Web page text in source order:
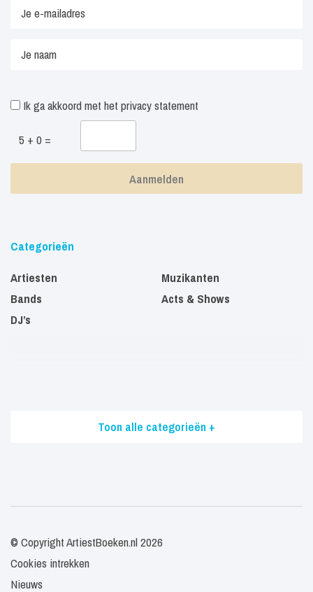
Ik ga akkoord met het privacy statement
5 + 0 =
Categorieën
Artiesten
Bands
DJ’s
Muzikanten
Acts & Shows
Toon alle categorieën +
© Copyright ArtiestBoeken.nl 2026
Cookies intrekken
Nieuws